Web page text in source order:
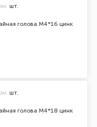
голова М4*16 цинк
шт.
голова М4*18 цинк
шт.